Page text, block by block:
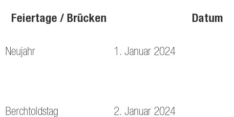
Feiertage / Brücken Datum
Neujahr 1. Januar 2024
Berchtoldstag 2. Januar 2024